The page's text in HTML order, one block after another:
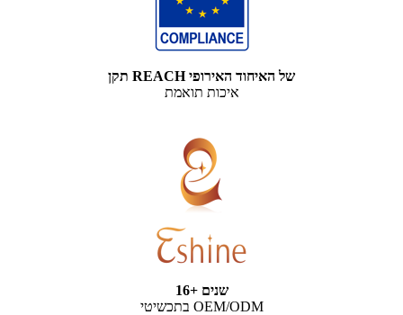
תקן REACH של האיחוד האירופי
איכות תואמת
16+ שנים
בתכשיטי OEM/ODM